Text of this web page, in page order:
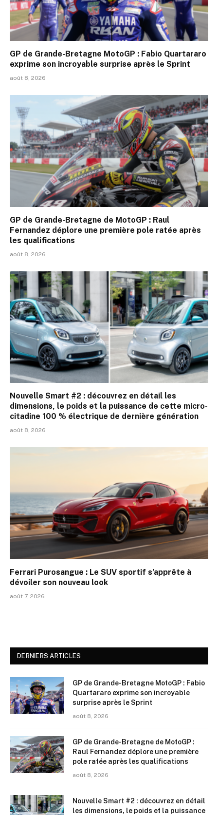
GP de Grande-Bretagne MotoGP : Fabio Quartararo
exprime son incroyable surprise après le Sprint
août 8, 2026
GP de Grande-Bretagne de MotoGP : Raul
Fernandez déplore une première pole ratée après
les qualifications
août 8, 2026
Nouvelle Smart #2 : découvrez en détail les
dimensions, le poids et la puissance de cette micro-
citadine 100 % électrique de dernière génération
août 8, 2026
Ferrari Purosangue : Le SUV sportif s’apprête à
dévoiler son nouveau look
août 7, 2026
DERNIERS ARTICLES
GP de Grande-Bretagne MotoGP : Fabio
Quartararo exprime son incroyable
surprise après le Sprint
août 8, 2026
GP de Grande-Bretagne de MotoGP :
Raul Fernandez déplore une première
pole ratée après les qualifications
août 8, 2026
Nouvelle Smart #2 : découvrez en détail
les dimensions, le poids et la puissance